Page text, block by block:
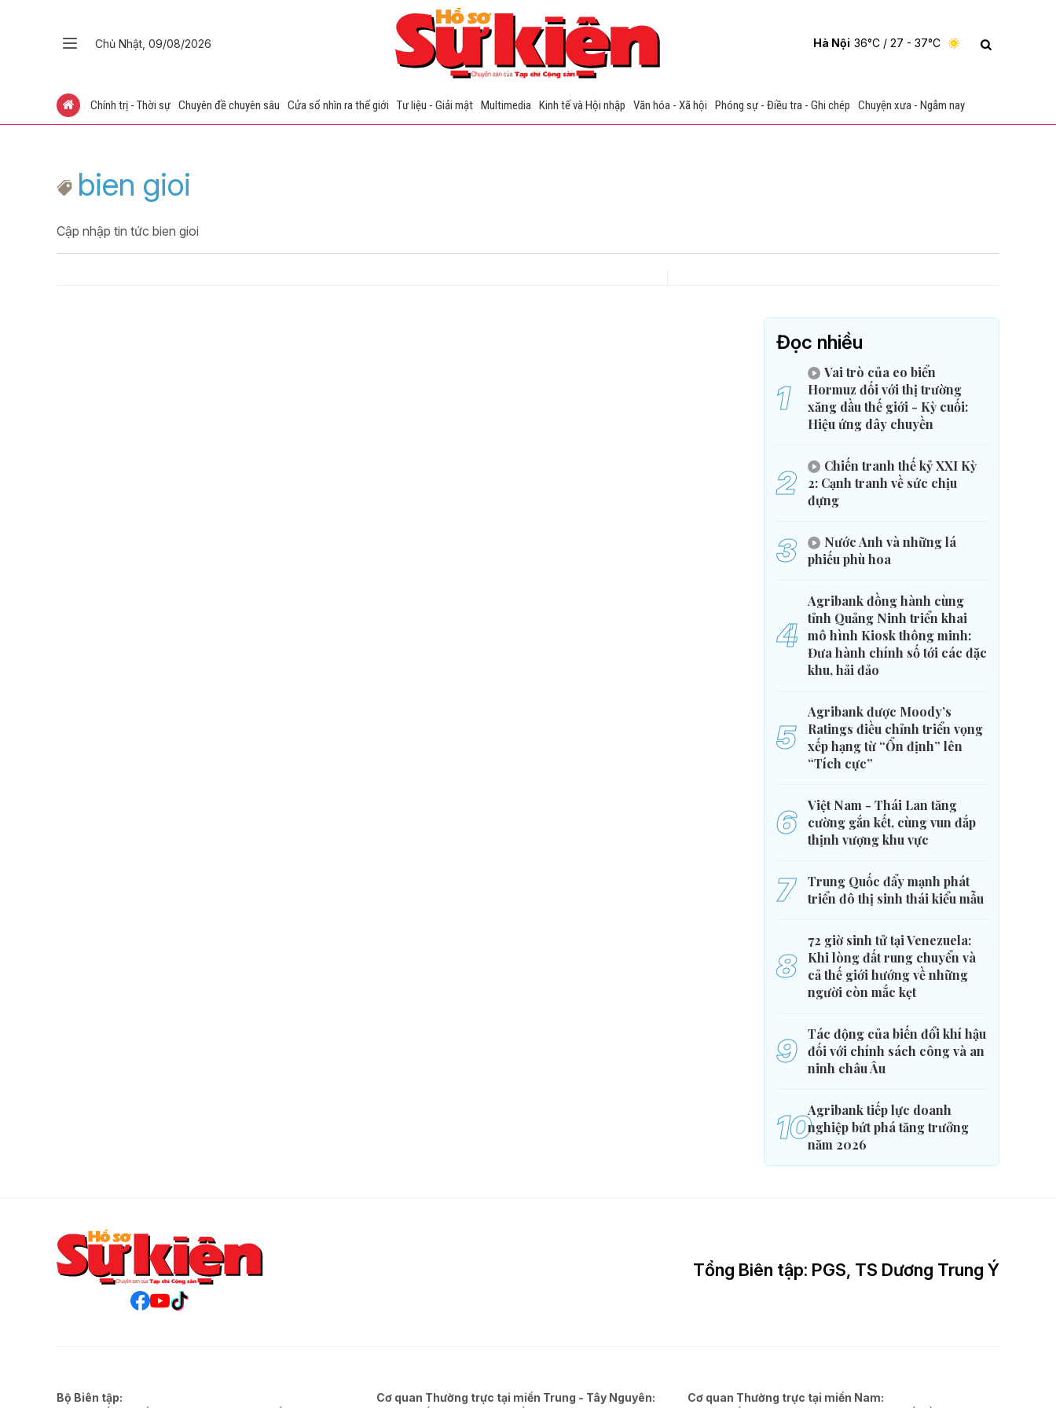
Chủ Nhật, 09/08/2026 Hà Nội 36°C / 27 - 37°C
Chính trị - Thời sự Chuyên đề chuyên sâu Cửa sổ nhìn ra thế giới Tư liệu - Giải mật Multimedia Kinh tế và Hội nhập Văn hóa - Xã hội Phóng sự - Điều tra - Ghi chép Chuyện xưa - Ngẫm nay
bien gioi
Cập nhập tin tức bien gioi
Đọc nhiều
1
Vai trò của eo biển
Hormuz đối với thị trường
xăng dầu thế giới - Kỳ cuối:
Hiệu ứng dây chuyền
2
Chiến tranh thế kỷ XXI Kỳ
2: Cạnh tranh về sức chịu
đựng
3
Nước Anh và những lá
phiếu phù hoa
4
Agribank đồng hành cùng
tỉnh Quảng Ninh triển khai
mô hình Kiosk thông minh:
Đưa hành chính số tới các đặc
khu, hải đảo
5
Agribank được Moody’s
Ratings điều chỉnh triển vọng
xếp hạng từ “Ổn định” lên
“Tích cực”
6
Việt Nam - Thái Lan tăng
cường gắn kết, cùng vun đắp
thịnh vượng khu vực
7
Trung Quốc đẩy mạnh phát
triển đô thị sinh thái kiểu mẫu
8
72 giờ sinh tử tại Venezuela:
Khi lòng đất rung chuyển và
cả thế giới hướng về những
người còn mắc kẹt
9
Tác động của biến đổi khí hậu
đối với chính sách công và an
ninh châu Âu
10Agribank tiếp lực doanh
nghiệp bứt phá tăng trưởng
năm 2026
Tổng Biên tập: PGS, TS Dương Trung Ý
Bộ Biên tập:
Cơ quan Thường trực tại miền Trung - Tây Nguyên:
Cơ quan Thường trực tại miền Nam: